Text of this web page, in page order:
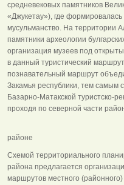
средневековых памятников
«Джукетау»), где
мусульманство. На территории
памятники археологии
организация музеев под
в данный туристический
познавательный маршрут
Закамья республики, тем самым
Базарно-Матакской туристско-
проходя по северной части
____лыжные
районе
Схемой территориального
района предлагается
маршрутов местного